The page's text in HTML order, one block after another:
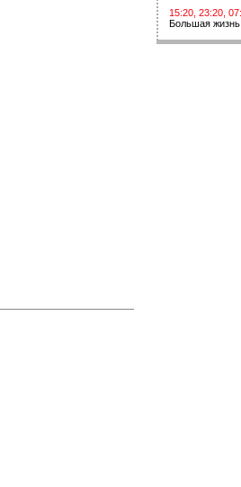
15:20, 23:20,
Большая жизнь